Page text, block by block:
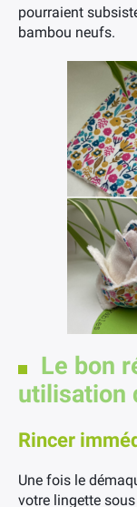
pourraient
bambou neufs.
Le bon
utilisation
Rincer
Une fois le
votre lingette sous